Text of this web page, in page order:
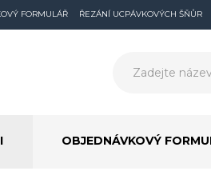
FORMULÁŘ ŘEZÁNÍ UCPÁVKOVÝCH ŠŇŮR
OBJEDNÁVKOVÝ